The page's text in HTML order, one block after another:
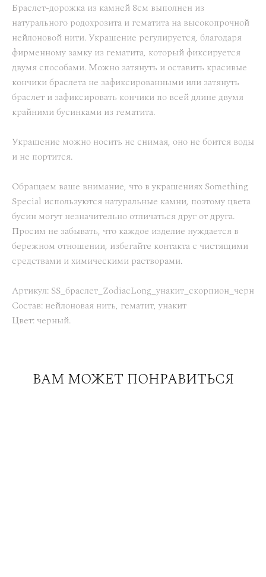
Браслет-дорожка из камней 8см выполнен из
натурального родохрозита и гематита на высокопрочной
нейлоновой нити. Украшение регулируется, благодаря
фирменному замку из гематита, который фиксируется
двумя способами. Можно затянуть и оставить красивые
кончики браслета не зафиксированными или затянуть
браслет и зафиксировать кончики по всей длине двумя
крайними бусинками из гематита.
Украшение можно носить не снимая, оно не боится воды
и не портится.
Обращаем ваше внимание, что в украшениях Something
Special используются натуральные камни, поэтому цвета
бусин могут незначительно отличаться друг от друга.
Просим не забывать, что каждое изделие нуждается в
бережном отношении, избегайте контакта с чистящими
средствами и химическими растворами.
Артикул: SS_браслет_ZodiacLong_унакит_скорпион_черн
Состав: нейлоновая нить, гематит, унакит
Цвет: черный.
ВАМ МОЖЕТ ПОНРАВИТЬСЯ